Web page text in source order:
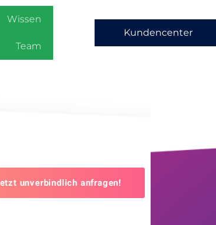
Wissen
Team
Kundencenter
unverbindlich anfragen!